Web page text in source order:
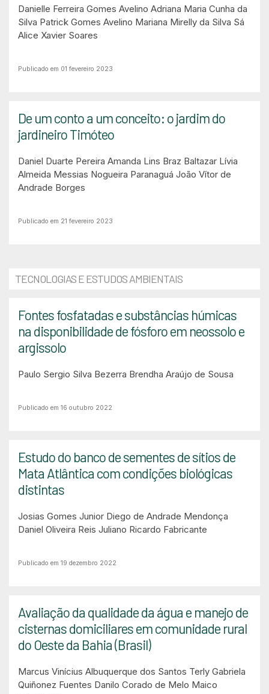
Danielle Ferreira Gomes Avelino Adriana Maria Cunha da
Silva Patrick Gomes Avelino Mariana Mirelly da Silva Sá
Alice Xavier Soares
Publicado em 01 fevereiro 2023
De um conto a um conceito: o jardim do
jardineiro Timóteo
Daniel Duarte Pereira Amanda Lins Braz Baltazar Lívia
Almeida Messias Nogueira Paranaguá João Vítor de
Andrade Borges
Publicado em 21 fevereiro 2023
TECNOLOGIAS E ESTUDOS AMBIENTAIS
Fontes fosfatadas e substâncias húmicas
na disponibilidade de fósforo em neossolo e
argissolo
Paulo Sergio Silva Bezerra Brendha Araújo de Sousa
Publicado em 16 outubro 2022
Estudo do banco de sementes de sítios de
Mata Atlântica com condições biológicas
distintas
Josias Gomes Junior Diego de Andrade Mendonça
Daniel Oliveira Reis Juliano Ricardo Fabricante
Publicado em 19 dezembro 2022
Avaliação da qualidade da água e manejo de
cisternas domiciliares em comunidade rural
do Oeste da Bahia (Brasil)
Marcus Vinícius Albuquerque dos Santos Terly Gabriela
Quiñonez Fuentes Danilo Corado de Melo Maico